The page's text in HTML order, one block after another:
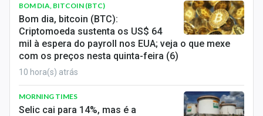
BOM DIA, BITCOIN (BTC)
Bom dia, bitcoin (BTC):
Criptomoeda sustenta os US$ 64
mil à espera do payroll nos EUA; veja o que mexe
com os preços nesta quinta-feira (6)
10 hora(s) atrás
MORNING TIMES
Selic cai para 14%, mas é a